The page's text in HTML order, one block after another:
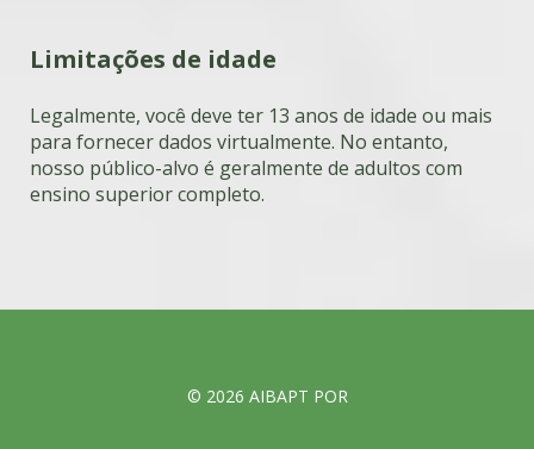
Limitações de idade
Legalmente, você deve ter 13 anos de idade ou mais
para fornecer dados virtualmente. No entanto,
nosso público-alvo é geralmente de adultos com
ensino superior completo.
© 2026 AIBAPT POR